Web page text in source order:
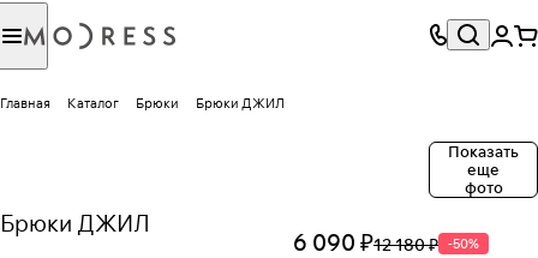
Главная Каталог Брюки Брюки ДЖИЛ
Показать
еще
фото
Брюки ДЖИЛ
6 090 ₽12 180 ₽ -50%